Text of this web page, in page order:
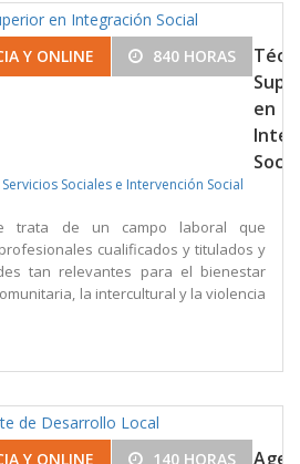
Y ONLINE 840 HORAS
en
Servicios Sociales e Intervención Social
trata de un campo laboral que
cualificados y titulados y
tan relevantes para el bienestar
la intercultural y la violencia
Y ONLINE 140 HORAS